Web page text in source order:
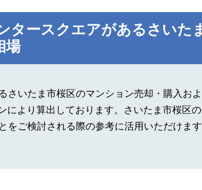
タースクエアがあるさいた
場
さいたま市桜区のマンション売却・購入お
により算出しております。さいたま市桜区
をご検討される際の参考に活用いただけま